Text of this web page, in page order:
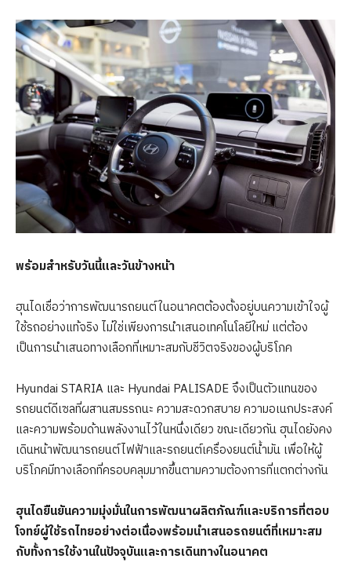
พร้อมสำหรับวันนี้และวันข้างหน้า
ฮุนไดเชื่อว่าการพัฒนารถยนต์ในอนาคตต้องตั้งอยู่บนความเข้าใจผู้
ใช้รถอย่างแท้จริง ไม่ใช่เพียงการนำเสนอเทคโนโลยีใหม่ แต่ต้อง
เป็นการนำเสนอทางเลือกที่เหมาะสมกับชีวิตจริงของผู้บริโภค
Hyundai STARIA และ Hyundai PALISADE จึงเป็นตัวแทนของ
รถยนต์ดีเซลที่ผสานสมรรถนะ ความสะดวกสบาย ความอเนกประสงค์
และความพร้อมด้านพลังงานไว้ในหนึ่งเดียว ขณะเดียวกัน ฮุนไดยังคง
เดินหน้าพัฒนารถยนต์ไฟฟ้าและรถยนต์เครื่องยนต์น้ำมัน เพื่อให้ผู้
บริโภคมีทางเลือกที่ครอบคลุมมากขึ้นตามความต้องการที่แตกต่างกัน
ฮุนไดยืนยันความมุ่งมั่นในการพัฒนาผลิตภัณฑ์และบริการที่ตอบ
โจทย์ผู้ใช้รถไทยอย่างต่อเนื่องพร้อมนำเสนอรถยนต์ที่เหมาะสม
กับทั้งการใช้งานในปัจจุบันและการเดินทางในอนาคต